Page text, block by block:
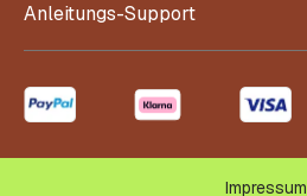
Anleitungs-Support
Impressum